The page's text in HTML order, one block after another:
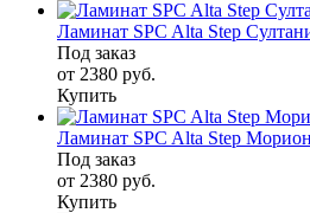
Ламинат SPC Alta Step
Под заказ
от 2380 руб.
Купить
Ламинат SPC Alta Step
Под заказ
от 2380 руб.
Купить